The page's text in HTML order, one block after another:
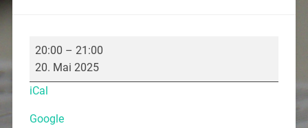
20:00 – 21:00
20. Mai 2025
iCal
Google